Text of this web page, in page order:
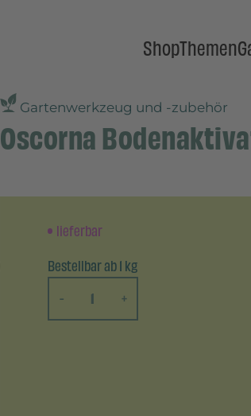
ShopThemen
Gartenwerkzeug und -zubehör
Oscorna
lieferbar
Bestellbar ab 1 kg
-
+